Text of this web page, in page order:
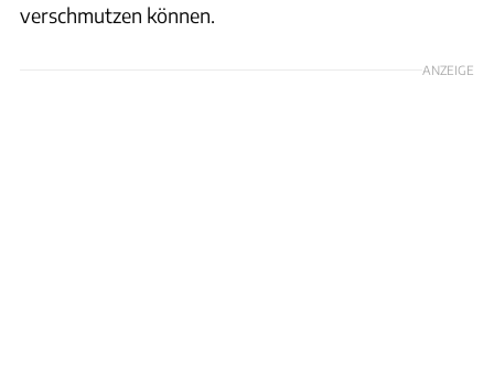
verschmutzen können.
ANZEIGE